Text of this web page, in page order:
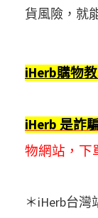
貨風險，就
iHerb購物
iHerb 是詐
物網站，下
＊iHerb台